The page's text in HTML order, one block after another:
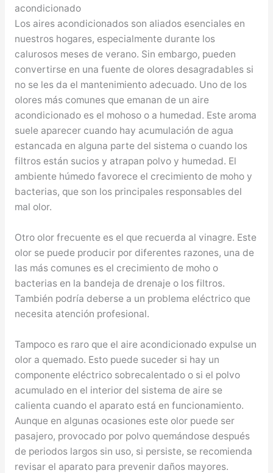
acondicionado
Los aires acondicionados son aliados esenciales en
nuestros hogares, especialmente durante los
calurosos meses de verano. Sin embargo, pueden
convertirse en una fuente de olores desagradables si
no se les da el mantenimiento adecuado. Uno de los
olores más comunes que emanan de un aire
acondicionado es el mohoso o a humedad. Este aroma
suele aparecer cuando hay acumulación de agua
estancada en alguna parte del sistema o cuando los
filtros están sucios y atrapan polvo y humedad. El
ambiente húmedo favorece el crecimiento de moho y
bacterias, que son los principales responsables del
mal olor.
Otro olor frecuente es el que recuerda al vinagre. Este
olor se puede producir por diferentes razones, una de
las más comunes es el crecimiento de moho o
bacterias en la bandeja de drenaje o los filtros.
También podría deberse a un problema eléctrico que
necesita atención profesional.
Tampoco es raro que el aire acondicionado expulse un
olor a quemado. Esto puede suceder si hay un
componente eléctrico sobrecalentado o si el polvo
acumulado en el interior del sistema de aire se
calienta cuando el aparato está en funcionamiento.
Aunque en algunas ocasiones este olor puede ser
pasajero, provocado por polvo quemándose después
de periodos largos sin uso, si persiste, se recomienda
revisar el aparato para prevenir daños mayores.